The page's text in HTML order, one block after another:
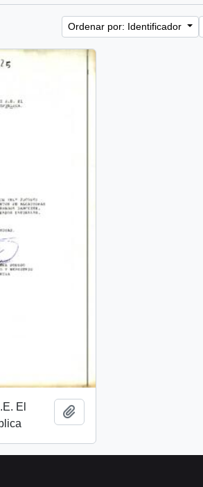
Ordenar por: Identificador
El
Añadir al portapapeles